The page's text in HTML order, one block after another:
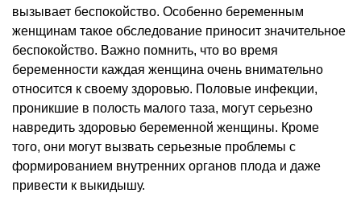
вызывает беспокойство. Особенно беременным
женщинам такое обследование приносит значительное
беспокойство. Важно помнить, что во время
беременности каждая женщина очень внимательно
относится к своему здоровью. Половые инфекции,
проникшие в полость малого таза, могут серьезно
навредить здоровью беременной женщины. Кроме
того, они могут вызвать серьезные проблемы с
формированием внутренних органов плода и даже
привести к выкидышу.